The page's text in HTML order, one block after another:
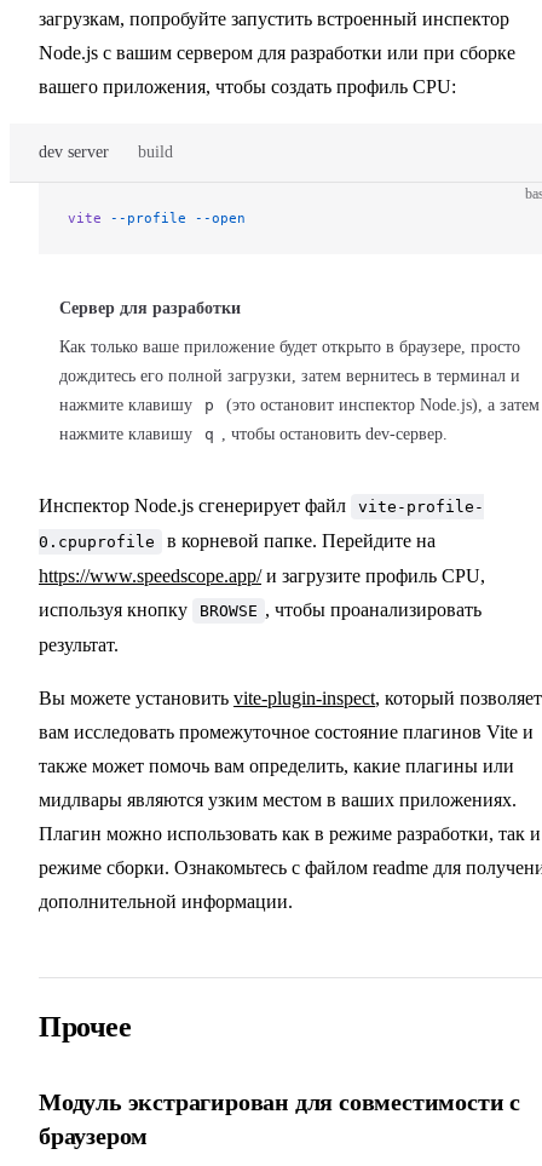
загрузкам, попробуйте запустить встроенный инспектор
Node.js с вашим сервером для разработки или при сборке
вашего приложения, чтобы создать профиль CPU:
dev server build
vite --profile --open
Сервер для разработки
Как только ваше приложение будет открыто в браузере, просто
дождитесь его полной загрузки, затем вернитесь в терминал и
нажмите клавишу
p
(это остановит инспектор Node.js), а затем
нажмите клавишу
q , чтобы остановить dev-сервер.
Инспектор Node.js сгенерирует файл
vite-profile-
0.cpuprofile
в корневой папке. Перейдите на
https://www.speedscope.app/и загрузите профиль CPU,
используя кнопку
BROWSE , чтобы проанализировать
результат.
Вы можете установить vite-plugin-inspect, который позволяет
вам исследовать промежуточное состояние плагинов Vite и
также может помочь вам определить, какие плагины или
мидлвары являются узким местом в ваших приложениях.
Плагин можно использовать как в режиме разработки, так
режиме сборки. Ознакомьтесь с файлом readme для
дополнительной информации.
Прочее
Модуль экстрагирован для совместимости с
браузером